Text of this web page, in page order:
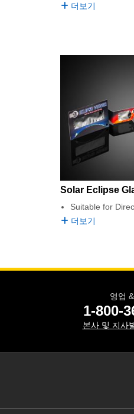
더보기
Solar Eclipse
Suitable for
더보기
영업
1-800-
본사 및 지사